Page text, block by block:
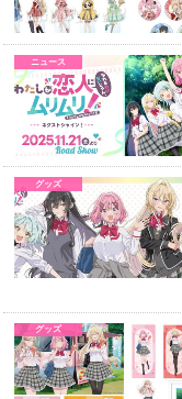
ニュース
グッズ
グッズ